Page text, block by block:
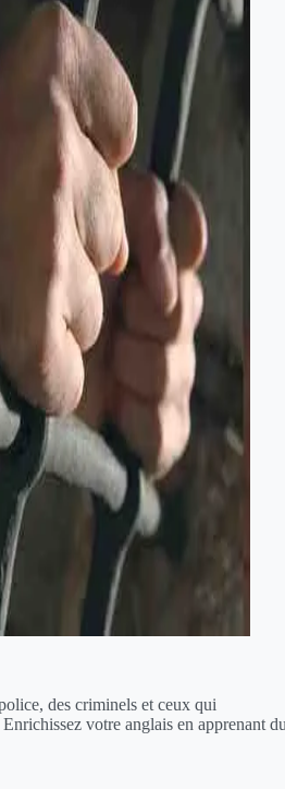
des criminels et ceux qui
votre anglais en apprenant